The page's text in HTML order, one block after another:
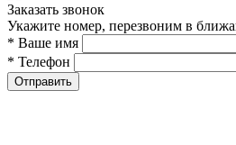
Заказать звонок
Укажите номер, перезвоним в
* Ваше имя
* Телефон
Отправить